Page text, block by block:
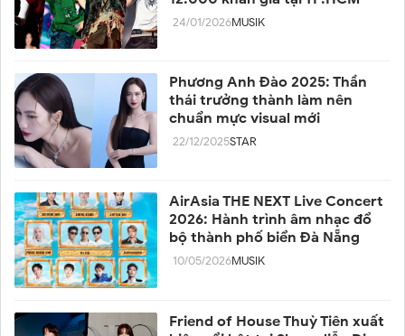
24/01/2026MUSIK
Phương Anh Đào 2025: Thần
thái trưởng thành làm nên
chuẩn mực visual mới
22/12/2025STAR
AirAsia THE NEXT Live Concert
2026: Hành trình âm nhạc đổ
bộ thành phố biển Đà Nẵng
10/05/2026MUSIK
Friend of House Thuỳ Tiên xuất